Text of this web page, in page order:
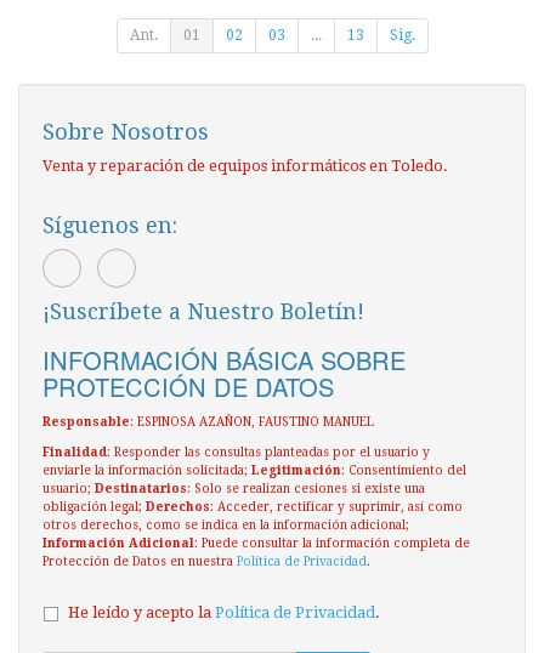
Ant. 01 02 03 ... 13 Sig.
Sobre Nosotros
Venta y reparación de equipos informáticos en Toledo.
Síguenos en:
¡Suscríbete a Nuestro Boletín!
INFORMACIÓN BÁSICA SOBRE
PROTECCIÓN DE DATOS
Responsable: ESPINOSA AZAÑON, FAUSTINO MANUEL
Finalidad: Responder las consultas planteadas por el usuario y
enviarle la información solicitada; Legitimación: Consentimiento del
usuario; Destinatarios: Solo se realizan cesiones si existe una
obligación legal; Derechos: Acceder, rectificar y suprimir, así como
otros derechos, como se indica en la información adicional;
Información Adicional: Puede consultar la información completa de
Protección de Datos en nuestra Política de Privacidad.
He leído y acepto la Política de Privacidad.